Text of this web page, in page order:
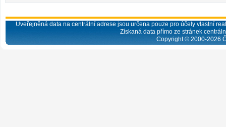
Uveřejněná data na centrální adrese jsou určena pouze pro účely vlastní
Získaná data přímo ze stránek
Copyright © 2000-2026